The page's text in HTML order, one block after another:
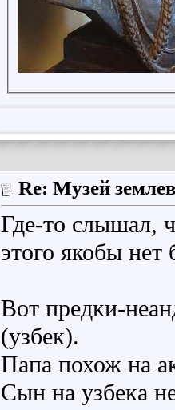
Re: Музей
Где-то слышал,
этого якобы нет
Вот предки-
(узбек).
Папа похож на
Сын на узбека